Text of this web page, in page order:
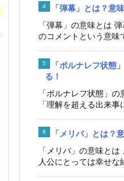
「弾幕」とは？意
「弾幕」の意味とは
のコメントという意味
「ポルナレフ状態
る！
「ポルナレフ状態」の
「理解を超える出来事
「メリバ」とは？
「メリバ」の意味と
人公にとっては幸せな